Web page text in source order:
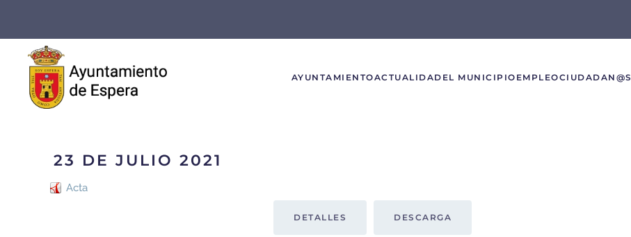
Skip to main content
AYUNTAMIENTOACTUALIDAD EL MUNICIPIO EMPLEOCIUDADAN@S
23 DE JULIO 2021
Acta
DESCARGA
DETALLES